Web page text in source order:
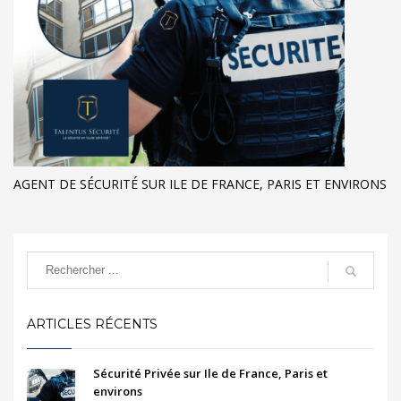
AGENT DE SÉCURITÉ SUR ILE DE FRANCE, PARIS ET ENVIRONS
ARTICLES RÉCENTS
Sécurité Privée sur Ile de France, Paris et
environs